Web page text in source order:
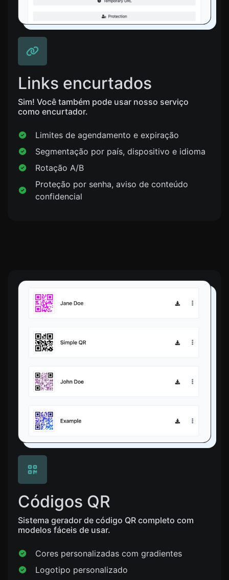
Links encurtados
Sim! Você também pode usar nosso serviço
como encurtador.
Limites de agendamento e expiração
Segmentação por país, dispositivo e idioma
Rotação A/B
Proteção por senha, aviso de conteúdo
confidencial
Códigos QR
Sistema gerador de código QR completo com
modelos fáceis de usar.
Cores personalizadas com gradientes
Logotipo personalizado